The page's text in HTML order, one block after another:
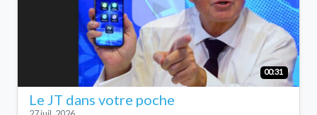
00:31
Le JT dans votre poche